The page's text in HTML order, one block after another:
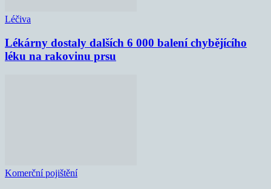
Léčiva
Lékárny dostaly dalších 6 000 balení chybějícího
léku na rakovinu prsu
Komerční pojištění